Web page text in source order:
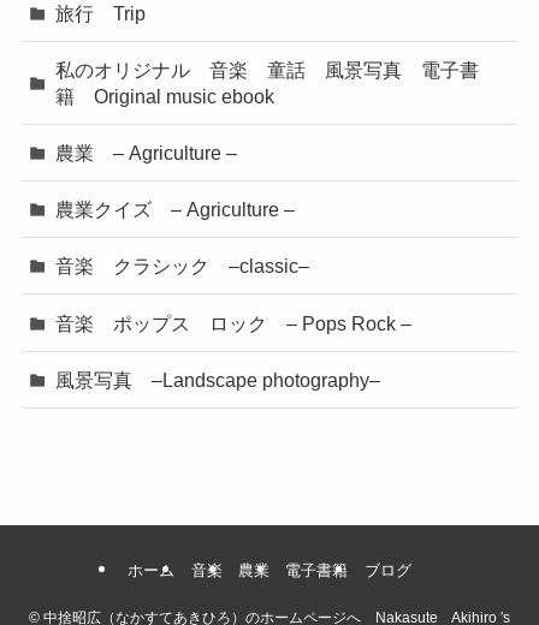
旅行 Trip
私のオリジナル 音楽 童話 風景写真 電子書
籍 Original music ebook
農業 – Agriculture –
農業クイズ – Agriculture –
音楽 クラシック –classic–
音楽 ポップス ロック – Pops Rock –
風景写真 –Landscape photography–
ホーム 音楽 農業 電子書籍 ブログ
© 中捨昭広（なかすてあきひろ）のホームページへ Nakasute Akihiro ′s